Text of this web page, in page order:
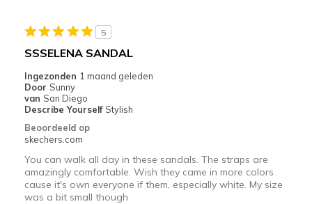
5
SSSELENA SANDAL
Ingezonden 1 maand geleden
Door Sunny
van San Diego
Describe Yourself Stylish
Beoordeeld op
skechers.com
You can walk all day in these sandals. The straps are
amazingly comfortable. Wish they came in more colors
cause it's own everyone if them, especially white. My size
was a bit small though